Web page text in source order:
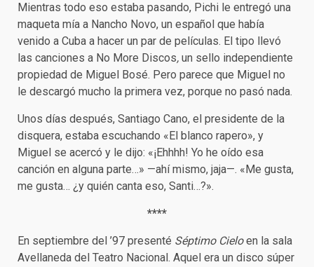
Mientras todo eso estaba pasando, Pichi le entregó una
maqueta mía a Nancho Novo, un español que había
venido a Cuba a hacer un par de películas. El tipo llevó
las canciones a No More Discos, un sello independiente
propiedad de Miguel Bosé. Pero parece que Miguel no
le descargó mucho la primera vez, porque no pasó nada.
Unos días después, Santiago Cano, el presidente de la
disquera, estaba escuchando «El blanco rapero», y
Miguel se acercó y le dijo: «¡Ehhhh! Yo he oído esa
canción en alguna parte…» —ahí mismo, jaja—. «Me gusta,
me gusta… ¿y quién canta eso, Santi…?».
****
En septiembre del ’97 presenté Séptimo Cieloen la sala
Avellaneda del Teatro Nacional. Aquel era un disco súper